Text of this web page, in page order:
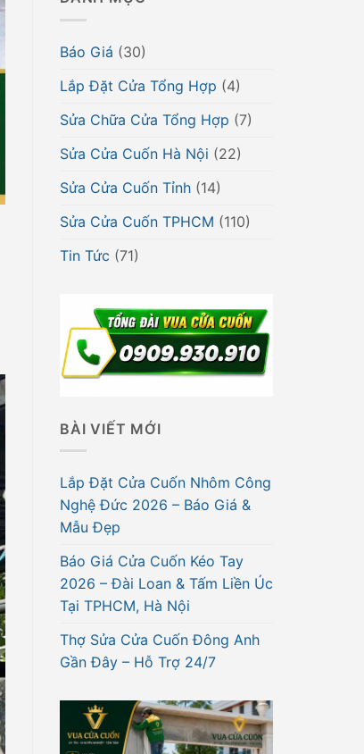
Báo Giá (30)
Lắp Đặt Cửa Tổng Hợp (4)
Sửa Chữa Cửa Tổng Hợp (7)
Sửa Cửa Cuốn Hà Nội (22)
Sửa Cửa Cuốn Tỉnh (14)
Sửa Cửa Cuốn TPHCM (110)
Tin Tức (71)
BÀI VIẾT MỚI
Lắp Đặt Cửa Cuốn Nhôm Công
Nghệ Đức 2026 – Báo Giá &
Mẫu Đẹp
Báo Giá Cửa Cuốn Kéo Tay
2026 – Đài Loan & Tấm Liền Úc
Tại TPHCM, Hà Nội
Thợ Sửa Cửa Cuốn Đông Anh
Gần Đây – Hỗ Trợ 24/7